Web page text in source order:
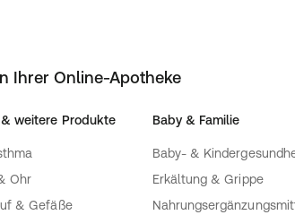
Ihrer Online-Apotheke
weitere Produkte
Ohr
& Gefäße
Baby & Familie
Baby- &
Erkältung & Grippe